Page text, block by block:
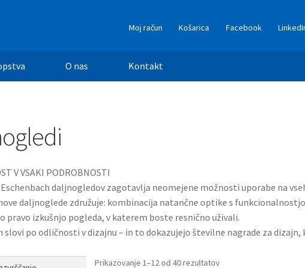
Moj račun Košarica Facebook
O nas Kontakt
V VSAKI PODROBNOSTI
daljnogledov zagotavlja neomejene možnosti uporabe na
daljnoglede združuje: kombinacija natančne optike s
pravo izkušnjo pogleda, v katerem boste resnično uživali.
slovi po odličnosti v dizajnu – in to dokazujejo številne nagrade za dizajn,
Prikazovanje 1–12 od 40 rezultatov